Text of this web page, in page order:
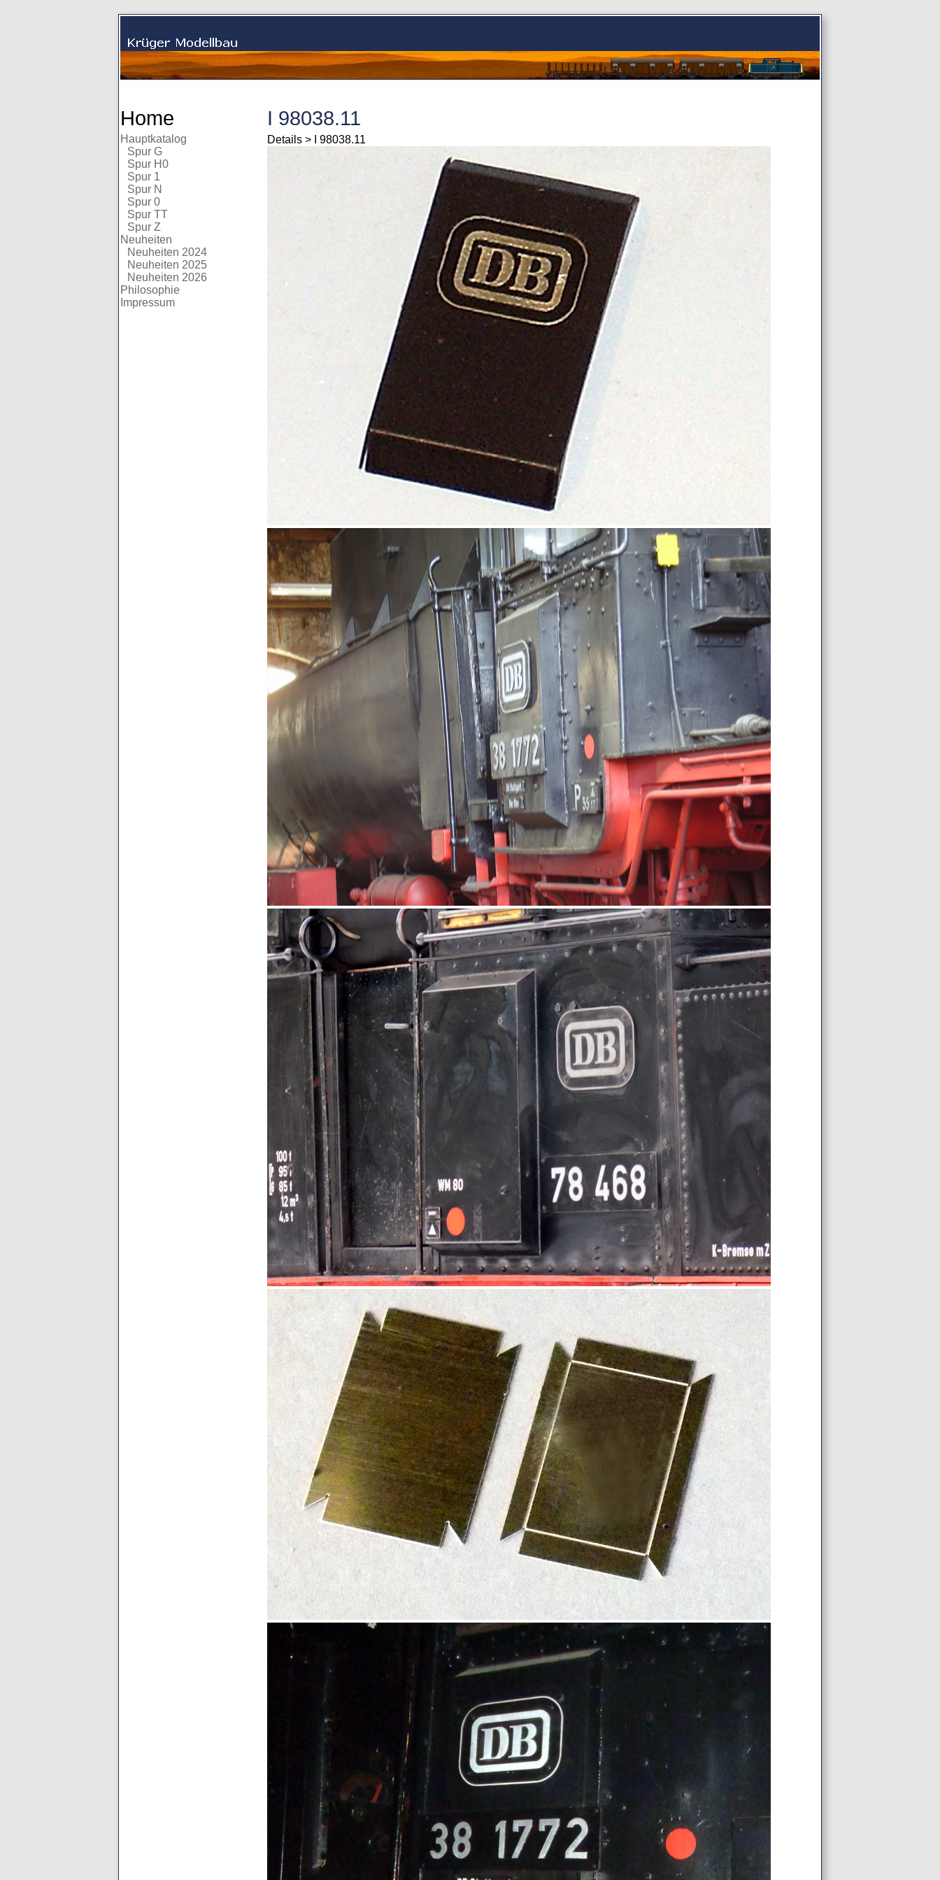
Home
Hauptkatalog
Spur G
Spur H0
Spur 1
Spur N
Spur 0
Spur TT
Spur Z
Neuheiten
Neuheiten 2024
Neuheiten 2025
Neuheiten 2026
Philosophie
Impressum
I 98038.11
Details > I 98038.11